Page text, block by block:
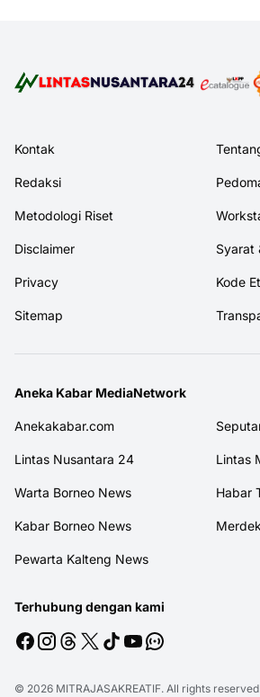
Kontak
Redaksi
Metodologi Riset
Disclaimer Syarat
Privacy Kode
Sitemap
Aneka Kabar MediaNetwork
Anekakabar.com
Lintas Nusantara 24 Lintas
Warta Borneo News Habar
Kabar Borneo News
Pewarta Kalteng News
Terhubung dengan kami
© 2026 MITRAJASAKREATIF. All rights